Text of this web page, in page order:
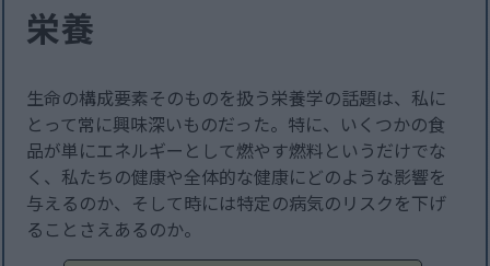
栄養
生命の構成要素そのものを扱う栄養学の話題は、私に
とって常に興味深いものだった。特に、いくつかの食
品が単にエネルギーとして燃やす燃料というだけでな
く、私たちの健康や全体的な健康にどのような影響を
与えるのか、そして時には特定の病気のリスクを下げ
ることさえあるのか。